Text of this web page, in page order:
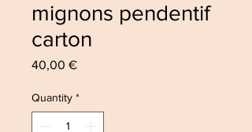
mignons pendentif
carton
40,00 €Price
Quantity *